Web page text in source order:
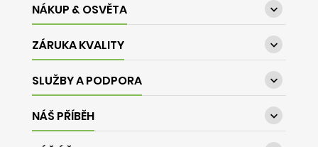
NÁKUP & OSVĚTA 
ZÁRUKA KVALITY 
SLUŽBY A PODPORA 
NÁŠ PŘÍBĚH 